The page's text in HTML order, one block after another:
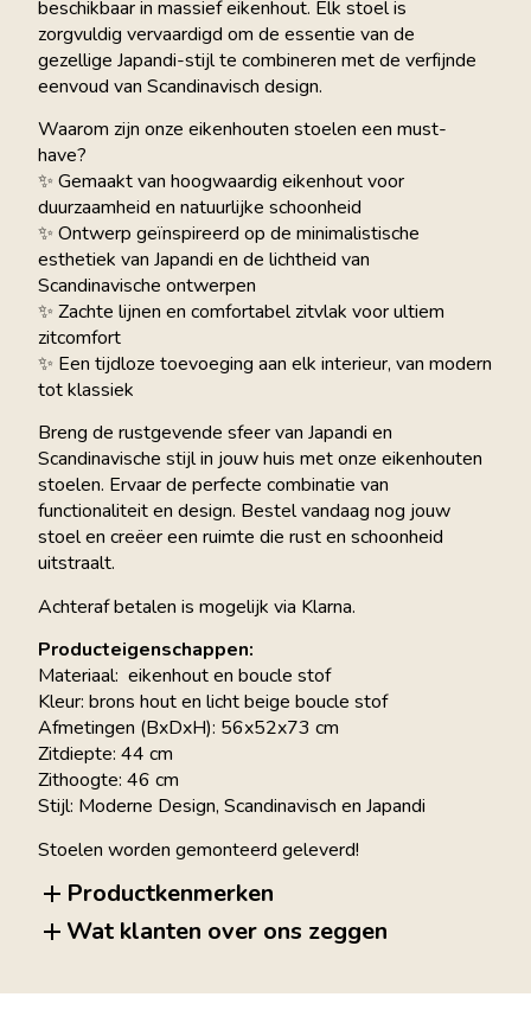
beschikbaar in massief eikenhout. Elk stoel is
zorgvuldig vervaardigd om de essentie van de
gezellige Japandi-stijl te combineren met de verfijnde
eenvoud van Scandinavisch design.
Waarom zijn onze eikenhouten stoelen een must-
have?
✨ Gemaakt van hoogwaardig eikenhout voor
duurzaamheid en natuurlijke schoonheid
✨ Ontwerp geïnspireerd op de minimalistische
esthetiek van Japandi en de lichtheid van
Scandinavische ontwerpen
✨ Zachte lijnen en comfortabel zitvlak voor ultiem
zitcomfort
✨ Een tijdloze toevoeging aan elk interieur, van modern
tot klassiek
Breng de rustgevende sfeer van Japandi en
Scandinavische stijl in jouw huis met onze eikenhouten
stoelen. Ervaar de perfecte combinatie van
functionaliteit en design. Bestel vandaag nog jouw
stoel en creëer een ruimte die rust en schoonheid
uitstraalt.
Achteraf betalen is mogelijk via Klarna.
Producteigenschappen:
Materiaal: eikenhout en boucle stof
Kleur: brons hout en licht beige boucle stof
Afmetingen (BxDxH): 56x52x73 cm
Zitdiepte: 44 cm
Zithoogte: 46 cm
Stijl: Moderne Design, Scandinavisch en Japandi
Stoelen worden gemonteerd geleverd!
Productkenmerken
Wat klanten over ons zeggen